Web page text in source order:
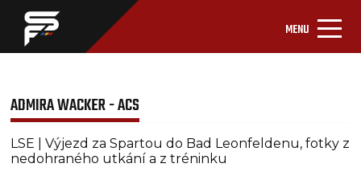
MENU
ADMIRA WACKER - ACS
LSE | Výjezd za Spartou do Bad Leonfeldenu, fotky z
nedohraného utkání a z tréninku